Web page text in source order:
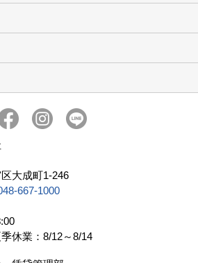
ホテルのご紹介
態
(ブティックホテル)の投資活用
関するデータ
(19)
卒採用）
途採用）
ー
区大成町1-246
667-1000
休業：8/12～8/14